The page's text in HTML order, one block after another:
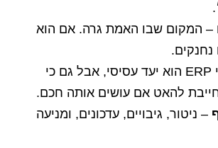
– המקום שבו האמת גרה. אם הוא
נחנקים.
– כי ERP הוא יעד עסיסי, אבל גם כי
להאט אם עושים אותה חכם.
– ניטור, גיבויים, עדכונים, ומניעה